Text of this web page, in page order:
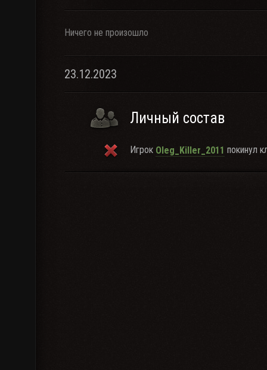
Ничего не произошло
23.12.2023
Личный состав
Игрок Oleg_Killer_2011 покинул